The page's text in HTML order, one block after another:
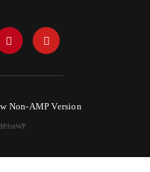
Non-AMP Version